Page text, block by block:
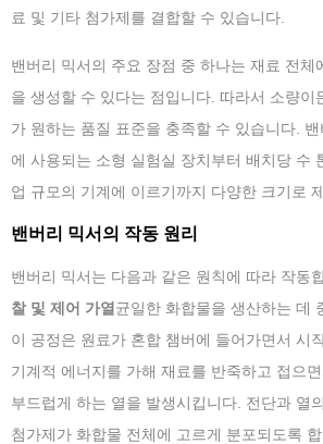
료 및 기타 첨가제를 결합할 수 있습니다.
밴버리 믹서의 주요 장점 중 하나는 재료 전체
을 생성할 수 있다는 점입니다. 따라서 소량이
가 원하는 품질 표준을 충족할 수 있습니다.
에 사용되는 소형 실험실 장치부터 배치당 수
업 규모의 기계에 이르기까지 다양한 크기로
밴버리 믹서의 작동 원리
밴버리 믹서는 다음과 같은 원칙에 따라 작동
찰 및 제어 가열 균일한 화합물을 생산하는 데
이 공정은 원료가 혼합 챔버에 들어가면서 시
기계적 에너지를 가해 재료를 반죽하고 접으
부드럽게 하는 열을 발생시킵니다. 전단과 열
첨가제가 화합물 전체에 고르게 분포되도록 합